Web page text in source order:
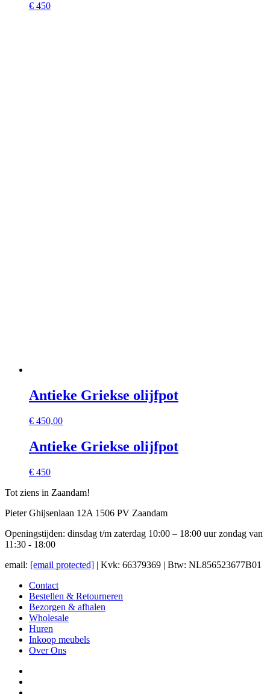
€ 450
Antieke Griekse olijfpot
€ 450,00
Antieke Griekse olijfpot
€ 450
Tot ziens in Zaandam!
Pieter Ghijsenlaan 12A 1506 PV Zaandam
Openingstijden: dinsdag t/m zaterdag 10:00 – 18:00 uur zondag van
11:30 - 18:00
email: [email protected] | Kvk: 66379369 | Btw: NL856523677B01
Contact
Bestellen & Retourneren
Bezorgen & afhalen
Wholesale
Huren
Inkoop meubels
Over Ons